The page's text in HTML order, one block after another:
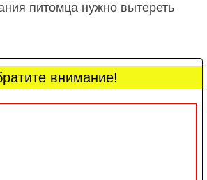
питомца нужно вытереть
внимание!